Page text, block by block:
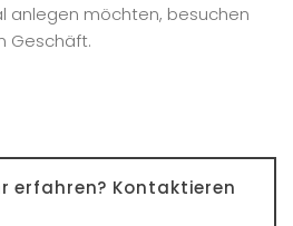
anlegen möchten, besuchen
Geschäft.
erfahren? Kontaktieren